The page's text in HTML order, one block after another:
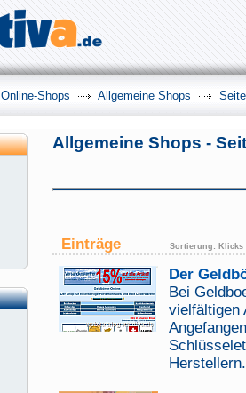
Allgemeine Shops -
Einträge Sortierung: Klicks
Der
Bei
vielfältigen
Online-Shops Allgemeine Shops